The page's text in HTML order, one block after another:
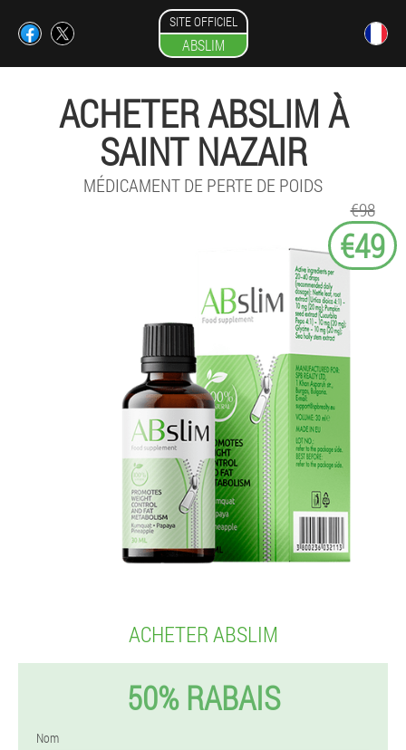
SITE OFFICIEL
ABSLIM
ACHETER ABSLIM À
SAINT NAZAIR
MÉDICAMENT DE PERTE DE POIDS
€98
€49
ACHETER ABSLIM
50% RABAIS
Nom